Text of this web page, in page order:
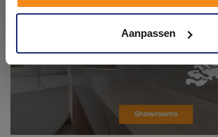
Aanpassen
Kom langs en ervaar zelf het